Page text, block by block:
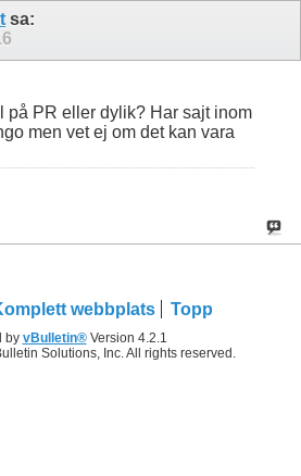
sa:
på PR eller dylik? Har sajt inom
men vet ej om det kan vara
webbplats Topp
by vBulletin®Version 4.2.1
Solutions, Inc. All rights reserved.